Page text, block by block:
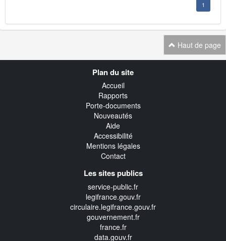
1
Haut de page
Plan du site
Accueil
Rapports
Porte-documents
Nouveautés
Aide
Accessibilité
Mentions légales
Contact
Les sites publics
service-public.fr
legifrance.gouv.fr
circulaire.legifrance.gouv.fr
gouvernement.fr
france.fr
data.gouv.fr